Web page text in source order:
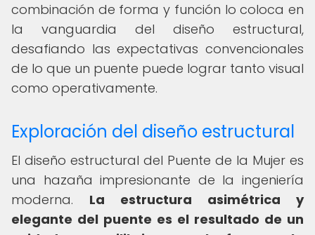
combinación de forma y función lo coloca en
la vanguardia del diseño estructural,
desafiando las expectativas convencionales
de lo que un puente puede lograr tanto visual
como operativamente.
Exploración del diseño estructural
El diseño estructural del Puente de la Mujer es
una hazaña impresionante de la ingeniería
moderna. La estructura asimétrica y
elegante del puente es el resultado de un